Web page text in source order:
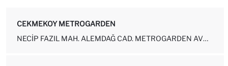
CEKMEKOY METROGARDEN
NECIP FAZIL MAH. ALEMDAĞ CAD. METROGARDEN AVM NO: 940-85-128 ÜMRANI...